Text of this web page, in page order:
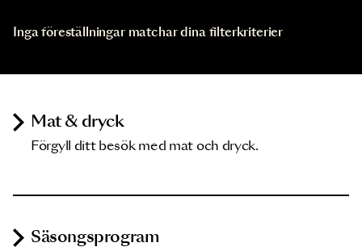
Inga föreställningar matchar dina filterkriterier
Mat & dryck
Förgyll ditt besök med mat och dryck.
Säsongsprogram